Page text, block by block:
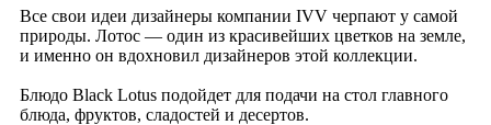
Все свои идеи дизайнеры компании IVV черпают у самой
природы. Лотос — один из красивейших цветков на земле,
и именно он вдохновил дизайнеров этой коллекции.
Блюдо Black Lotus подойдет для подачи на стол главного
блюда, фруктов, сладостей и десертов.